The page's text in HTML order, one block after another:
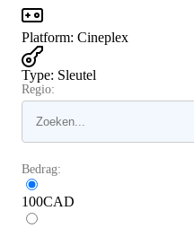
Platform: Cineplex
Type: Sleutel
Regio:
Bedrag:
100CAD